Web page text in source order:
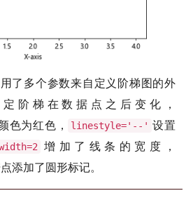
了多个参数来自定义阶梯图的外
定阶梯在数据点之后变化，
色为红色， linestyle='--' 设置
增加了线条的宽度，
添加了圆形标记。